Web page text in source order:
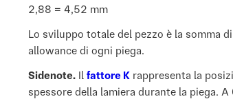
2,88 = 4,52 mm
Lo sviluppo totale del pezzo è la somma
allowance di ogni piega.
Sidenote. Il fattore K rappresenta la
spessore della lamiera durante la piega.